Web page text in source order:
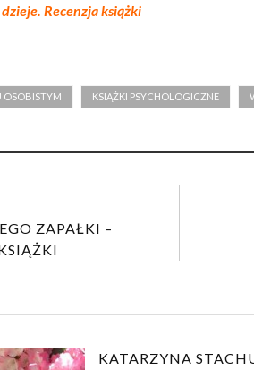
Recenzja książki
OSOBISTYM KSIĄŻKI PSYCHOLOGICZNE
ZAPAŁKI –
KATARZYNA